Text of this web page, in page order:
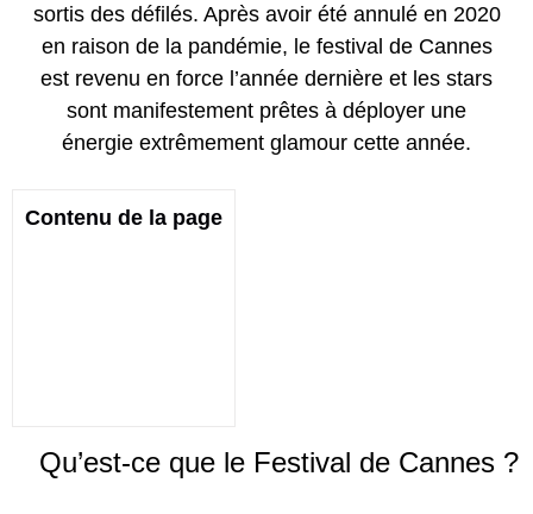
sortis des défilés. Après avoir été annulé en 2020
en raison de la pandémie, le festival de Cannes
est revenu en force l’année dernière et les stars
sont manifestement prêtes à déployer une
énergie extrêmement glamour cette année.
Contenu de la page
Qu’est-ce que le Festival de Cannes ?